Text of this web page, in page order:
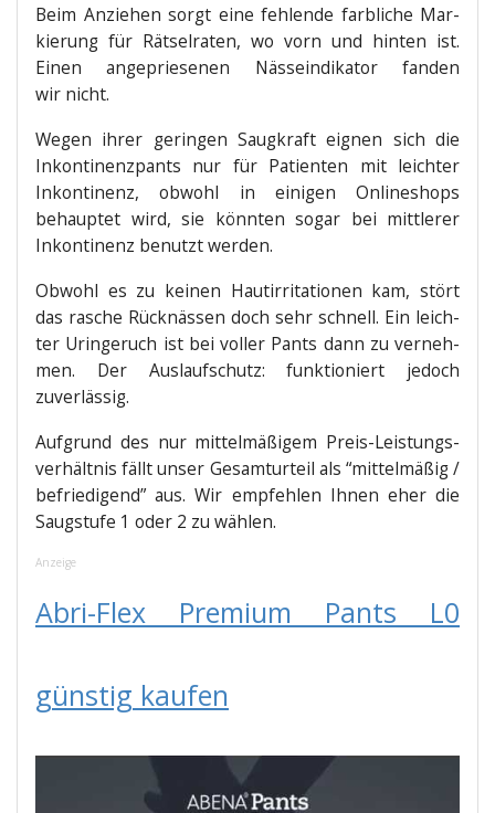
Beim Anzie­hen sorgt eine feh­len­de farb­li­che Mar­
kie­rung für Rät­sel­ra­ten, wo vorn und hin­ten ist.
Einen ange­prie­se­nen Nässe­in­di­ka­tor fan­den
wir nicht.
Wegen ihrer gerin­gen Saug­kraft eig­nen sich die
Inkon­ti­nenz­pants nur für Pati­en­ten mit leich­ter
Inkon­ti­nenz, obwohl in eini­gen Online­shops
behaup­tet wird, sie könn­ten sogar bei mitt­le­rer
Inkon­ti­nenz benutzt werden.
Obwohl es zu kei­nen Haut­ir­ri­ta­tio­nen kam, stört
das rasche Rück­näs­sen doch sehr schnell. Ein leich­
ter Urin­ge­ruch ist bei vol­ler Pants dann zu ver­neh­
men. Der Aus­lauf­schutz: funk­tio­niert jedoch
zuverlässig.
Auf­grund des nur mit­tel­mä­ßi­gem Preis-Leis­tungs­
ver­hält­nis fällt unser Gesamt­ur­teil als “mit­tel­mä­ßig /
befrie­di­gend” aus. Wir emp­feh­len Ihnen eher die
Saug­stu­fe 1 oder 2 zu wählen.
Anzei­ge
Abri-Flex Pre­mi­um Pants L0
güns­tig kaufen